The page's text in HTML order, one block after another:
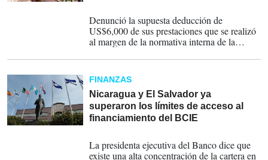
Denunció la supuesta deducción de
US$6,000 de sus prestaciones que se realizó
al margen de la normativa interna de la
FINANZAS
Nicaragua y El Salvador ya
superaron los límites de acceso al
financiamiento del BCIE
La presidenta ejecutiva del Banco dice que
existe una alta concentración de la cartera en